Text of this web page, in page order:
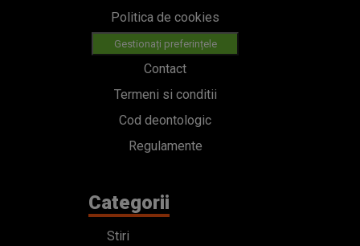
Politica de cookies
Gestionați preferințele
Contact
Termeni si conditii
Cod deontologic
Regulamente
Categorii
Stiri